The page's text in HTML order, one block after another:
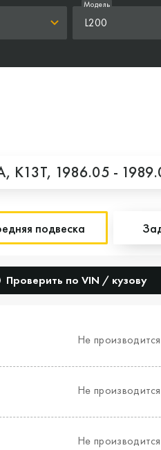
L200
Модель
K13T, 1986.05 -
подвеска
Проверить по VIN / кузову
Не производится
Не производится
Не производится